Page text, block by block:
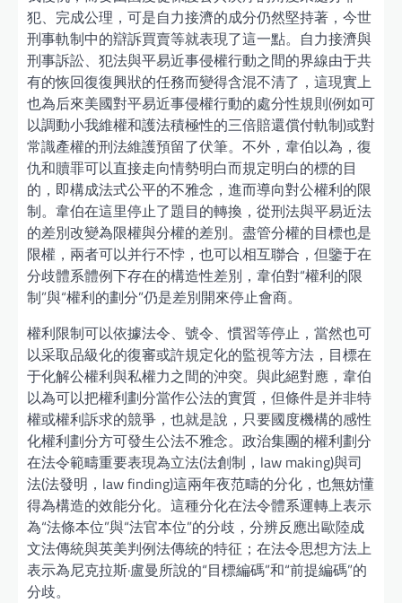
犯、完成公理，可是自力接濟的成分仍然堅持著，今世
刑事軌制中的辯訴買賣等就表現了這一點。自力接濟與
刑事訴訟、犯法與平易近事侵權行動之間的界線由于共
有的恢回復復興狀的任務而變得含混不清了，這現實上
也為后來美國對平易近事侵權行動的處分性規則(例如可
以調動小我維權和護法積極性的三倍賠還償付軌制)或對
常識產權的刑法維護預留了伏筆。不外，韋伯以為，復
仇和贖罪可以直接走向情勢明白而規定明白的標的目
的，即構成法式公平的不雅念，進而導向對公權利的限
制。韋伯在這里停止了題目的轉換，從刑法與平易近法
的差別改變為限權與分權的差別。盡管分權的目標也是
限權，兩者可以并行不悖，也可以相互聯合，但鑒于在
分歧體系體例下存在的構造性差別，韋伯對“權利的限
制”與“權利的劃分”仍是差別開來停止會商。
權利限制可以依據法令、號令、慣習等停止，當然也可
以采取品級化的復審或許規定化的監視等方法，目標在
于化解公權利與私權力之間的沖突。與此絕對應，韋伯
以為可以把權利劃分當作公法的實質，但條件是并非特
權或權利訴求的競爭，也就是說，只要國度機構的感性
化權利劃分方可發生公法不雅念。政治集團的權利劃分
在法令範疇重要表現為立法(法創制，law making)與司
法(法發明，law finding)這兩年夜范疇的分化，也無妨懂
得為構造的效能分化。這種分化在法令體系運轉上表示
為“法條本位”與“法官本位”的分歧，分辨反應出歐陸成
文法傳統與英美判例法傳統的特征；在法令思想方法上
表示為尼克拉斯·盧曼所說的“目標編碼”和“前提編碼”的
分歧。